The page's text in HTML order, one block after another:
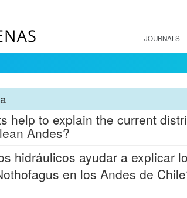
JOURNALS
help to explain the current
Andes?
hidráulicos ayudar a explicar
en los Andes de